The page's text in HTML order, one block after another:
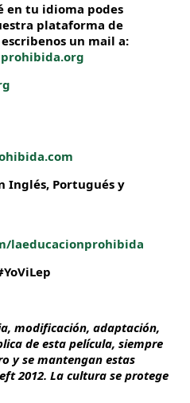
en tu idioma podes
plataforma de
un mail a:
Inglés, Portugués y
laeducacionprohibida
modificación, adaptación,
de esta película, siempre
y se mantengan estas
2012. La cultura se protege